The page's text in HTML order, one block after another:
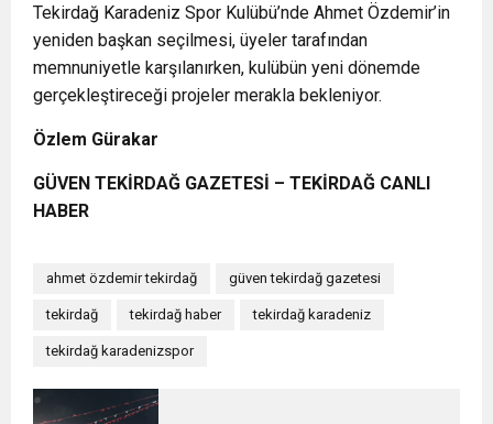
Tekirdağ Karadeniz Spor Kulübü’nde Ahmet Özdemir’in
yeniden başkan seçilmesi, üyeler tarafından
memnuniyetle karşılanırken, kulübün yeni dönemde
gerçekleştireceği projeler merakla bekleniyor.
Özlem Gürakar
GÜVEN TEKİRDAĞ GAZETESİ – TEKİRDAĞ CANLI
HABER
ahmet özdemir tekirdağ güven tekirdağ gazetesi
tekirdağ tekirdağ haber tekirdağ karadeniz
tekirdağ karadenizspor